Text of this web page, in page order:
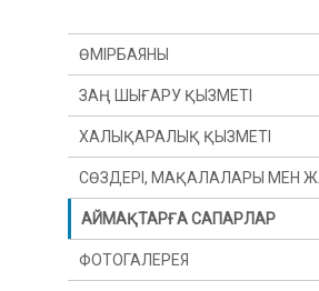
ӨМІРБАЯНЫ
ЗАҢ ШЫҒАРУ ҚЫЗМЕТІ
ХАЛЫҚАРАЛЫҚ ҚЫЗМЕТІ
СӨЗДЕРІ, МАҚАЛАЛАРЫ МЕН
АЙМАҚТАРҒА САПАРЛАР
ФОТОГАЛЕРЕЯ